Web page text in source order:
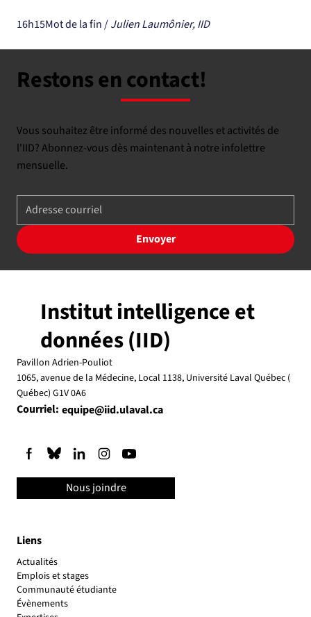
16h15Mot de la fin / Julien Laumônier, IID
Restons en contact!
Vous souhaitez être informé des nouvelles et activités de
l'IID? Abonnez-vous dès maintenant à notre infolettre
mensuelle.
Envoyer
Liens
Actualités
Emplois et stages
Communauté étudiante
Évènements
Institut intelligence et
données (IID)
Pavillon Adrien-Pouliot
1065, avenue de la Médecine, Local 1138, Université Laval Québec (
Québec) G1V 0A6
Courriel: equipe@iid.ulaval.ca
Nous joindre